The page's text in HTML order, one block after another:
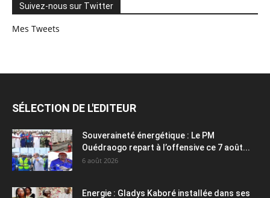
Suivez-nous sur Twitter
Mes Tweets
SÉLECTION DE L'EDITEUR
Souveraineté énergétique : Le PM
Ouédraogo repart à l’offensive ce 7 août...
6 août 2026
Energie : Gladys Kaboré installée dans ses